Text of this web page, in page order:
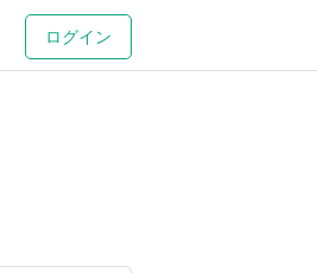
ログイン